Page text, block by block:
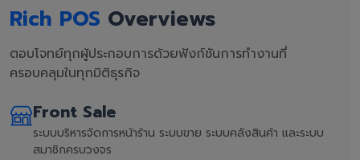
Rich POS Overviews
ตอบโจทย์ทุกผู้ประกอบการด้วยฟังก์ชันการทำงานที่
ครอบคลุมในทุกมิติธุรกิจ
Front Sale
ระบบบริหารจัดการหน้าร้าน ระบบขาย ระบบคลังสินค้า และระบบ
สมาชิกครบวงจร